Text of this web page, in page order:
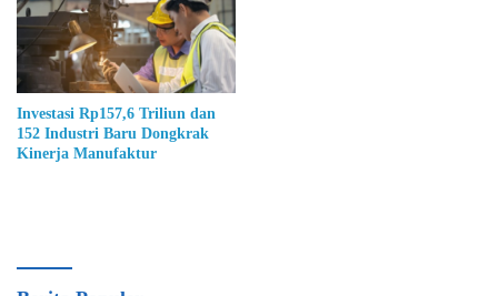
Investasi Rp157,6 Triliun dan
152 Industri Baru Dongkrak
Kinerja Manufaktur